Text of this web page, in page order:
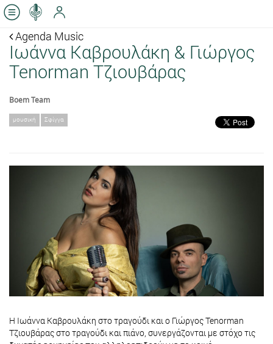
Agenda Music
Ιωάννα Καβρουλάκη & Γιώργος
Tenorman Τζιουβάρας
Boem Team
μουσική Σφίγγα
Η Ιωάννα Καβρουλάκη στο τραγούδι και ο Γιώργος Tenorman
Τζιουβάρας στο τραγούδι και πιάνο, συνεργάζονται με στόχο τις